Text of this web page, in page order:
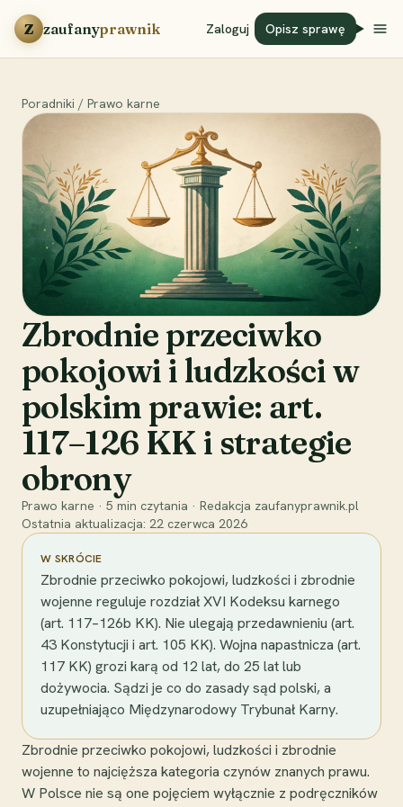
Przejdź do treści
Z zaufanyprawnik Zaloguj Opisz sprawę
Poradniki / Prawo karne
Zbrodnie przeciwko
pokojowi i ludzkości w
polskim prawie: art.
117–126 KK i strategie
obrony
Prawo karne · 5 min czytania · Redakcja zaufanyprawnik.pl
Ostatnia aktualizacja: 22 czerwca 2026
W SKRÓCIE
Zbrodnie przeciwko pokojowi, ludzkości i zbrodnie
wojenne reguluje rozdział XVI Kodeksu karnego
(art. 117–126b KK). Nie ulegają przedawnieniu (art.
43 Konstytucji i art. 105 KK). Wojna napastnicza (art.
117 KK) grozi karą od 12 lat, do 25 lat lub
dożywocia. Sądzi je co do zasady sąd polski, a
uzupełniająco Międzynarodowy Trybunał Karny.
Zbrodnie przeciwko pokojowi, ludzkości i zbrodnie
wojenne to najcięższa kategoria czynów znanych prawu.
W Polsce nie są one pojęciem wyłącznie z podręczników